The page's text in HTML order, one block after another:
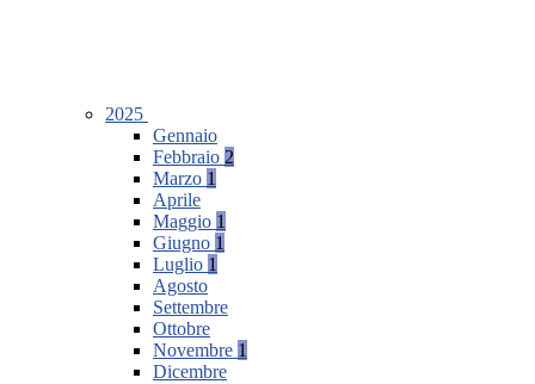
2025
Gennaio
Febbraio 2
Marzo 1
Aprile
Maggio 1
Giugno 1
Luglio 1
Agosto
Settembre
Ottobre
Novembre 1
Dicembre